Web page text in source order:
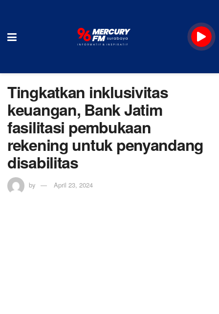
Tingkatkan inklusivitas
keuangan, Bank Jatim
fasilitasi pembukaan
rekening untuk penyandang
disabilitas
by April 23, 2024